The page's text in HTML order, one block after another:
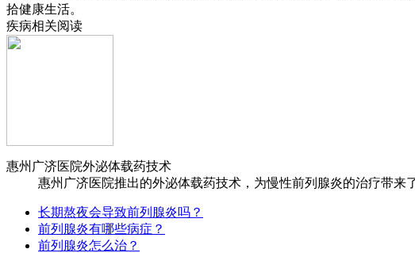
拾健康生活。
疾病相关阅读
‌惠州广济医院外泌体载药技术
惠州广济医院推出的外泌体载药技术，为慢性前列腺炎的治疗带
长期熬夜会导致前列腺炎吗？
前列腺炎有哪些病症？
前列腺炎怎么治？